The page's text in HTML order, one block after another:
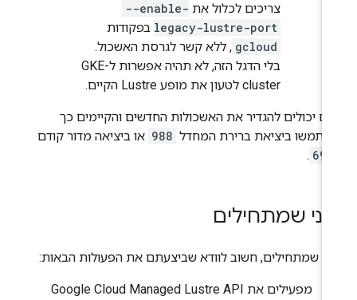
צריכים לכלול את --enable-
legacy-lustre-portבפקודות
gcloud , ללא קשר לגרסת האשכול.
בלי הדגל הזה, לא תהיה אפשרות ל-GKE
cluster לטעון את מופע Lustre הקיים.
יכולים להגדיר את האשכולות החדשים והקיימים כך
ביציאת ברירת המחדל 988 או ביציאה מדור קודם
שמתחילים
שמתחילים, חשוב לוודא שביצעתם את הפעולות הבאות:
מפעילים את Google Cloud Managed Lustre API